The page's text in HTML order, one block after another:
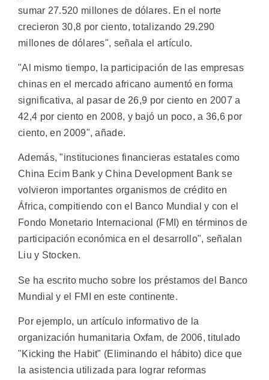
sumar 27.520 millones de dólares. En el norte
crecieron 30,8 por ciento, totalizando 29.290
millones de dólares", señala el artículo.
"Al mismo tiempo, la participación de las empresas
chinas en el mercado africano aumentó en forma
significativa, al pasar de 26,9 por ciento en 2007 a
42,4 por ciento en 2008, y bajó un poco, a 36,6 por
ciento, en 2009", añade.
Además, "instituciones financieras estatales como
China Ecim Bank y China Development Bank se
volvieron importantes organismos de crédito en
África, compitiendo con el Banco Mundial y con el
Fondo Monetario Internacional (FMI) en términos de
participación económica en el desarrollo", señalan
Liu y Stocken.
Se ha escrito mucho sobre los préstamos del Banco
Mundial y el FMI en este continente.
Por ejemplo, un artículo informativo de la
organización humanitaria Oxfam, de 2006, titulado
"Kicking the Habit" (Eliminando el hábito) dice que
la asistencia utilizada para lograr reformas